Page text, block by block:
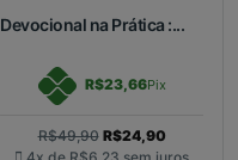
Devocional na Prática :...
R$23,66Pix
R$49,90 R$24,90